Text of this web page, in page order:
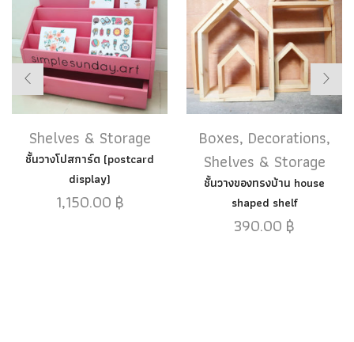
Shelves & Storage
ชั้นวางโปสการ์ด (postcard
display)
1,150.00 ฿
Boxes, Decorations,
Shelves & Storage
ชั้นวางของทรงบ้าน house
shaped shelf
390.00 ฿